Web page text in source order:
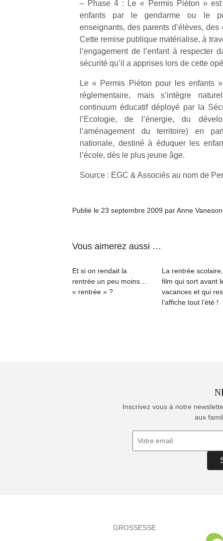
– Phase 4 : Le « Permis Piéton » est
enfants par le gendarme ou le
enseignants, des parents d’élèves,
Cette remise publique matérialise, à
l’engagement de l’enfant à respecter
sécurité qu’il a apprises lors de cette
Le « Permis Piéton pour les enfants
réglementaire, mais s’intègre
continuum éducatif déployé par la
l’Ecologie, de l’énergie, du
l’aménagement du territoire) en
nationale, destiné à éduquer les
l’école, dès le plus jeune âge.
Source : EGC & Associés au nom de
Publié le 23 septembre 2009 par Anne
Vous aimerez aussi …
Et si on rendait la
rentrée un peu moins…
« rentrée » ?
La rentrée
film qui sort avant
vacances et qui
l’affiche tout l’été !
Inscrivez vous à notre
aux
GROSSESSE